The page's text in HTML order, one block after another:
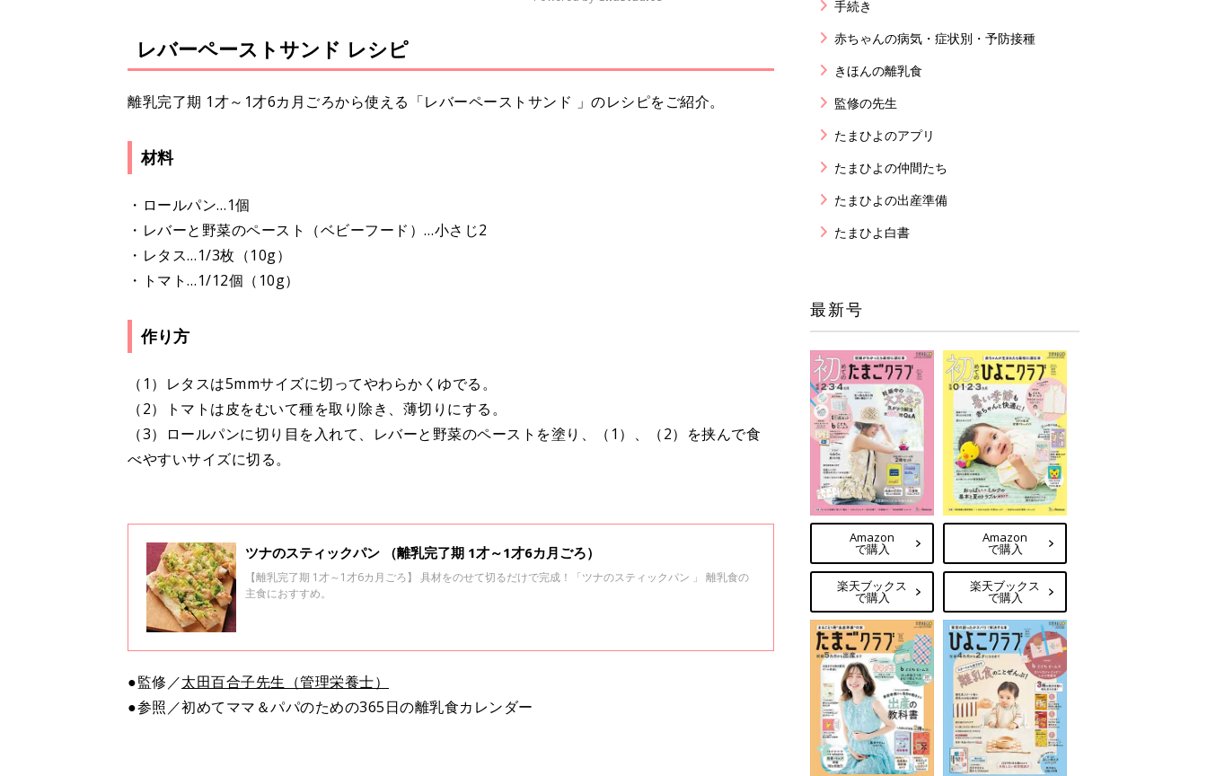
u
t
レバーペーストサンド レシピ
離乳完了期 1才～1才6カ月ごろから使える「レバーペーストサンド 」のレシピをご紹介。
材料
・ロールパン…1個
・レバーと野菜のペースト（ベビーフード）…小さじ2
・レタス…1/3枚（10g）
・トマト…1/12個（10g）
作り方
（1）レタスは5mmサイズに切ってやわらかくゆでる。
（2）トマトは皮をむいて種を取り除き、薄切りにする。
（3）ロールパンに切り目を入れて、レバーと野菜のペーストを塗り、（1）、（2）を挟んで食
べやすいサイズに切る。
ツナのスティックパン （離乳完了期 1才～1才6カ月ごろ）
【離乳完了期 1才～1才6カ月ごろ】 具材をのせて切るだけで完成！「ツナのスティックパン 」 離乳食の
主食におすすめ。
●監修／太田百合子先生（管理栄養士）
●参照／初めてママ＆パパのための365日の離乳食カレンダー
手続き
赤ちゃんの病気・症状別・予防接種
きほんの離乳食
監修の先生
たまひよのアプリ
たまひよの仲間たち
たまひよの出産準備
たまひよ白書
最新号
Amazon
で購入
楽天ブックス
で購入
Amazon
で購入
楽天ブックス
で購入